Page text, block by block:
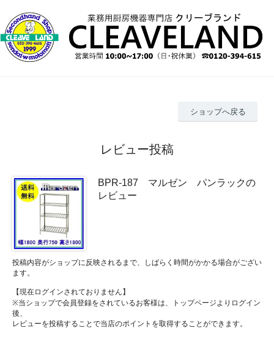
ショップへ戻る
レビュー投稿
BPR-187 マルゼン パンラックの
レビュー
投稿内容がショップに反映されるまで、しばらく時間がかかる場合がござい
ます。
【現在ログインされておりません】
※当ショップで会員登録をされているお客様は、トップページよりログイン
後、
レビューを投稿することで当店のポイントを取得することができます。